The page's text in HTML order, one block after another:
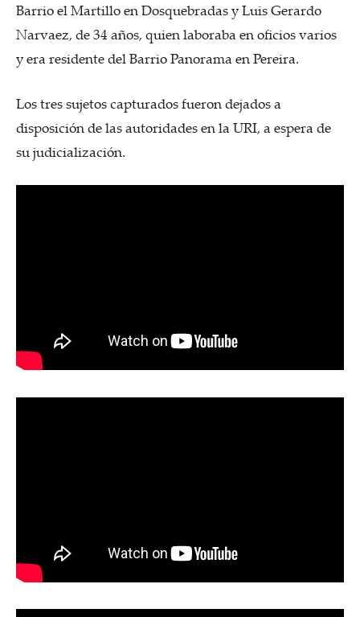
Barrio el Martillo en Dosquebradas y Luis Gerardo
Narvaez, de 34 años, quien laboraba en oficios varios
y era residente del Barrio Panorama en Pereira.
Los tres sujetos capturados fueron dejados a
disposición de las autoridades en la URI, a espera de
su judicialización.